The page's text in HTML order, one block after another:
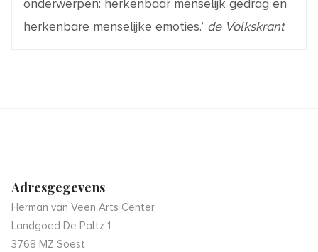
onderwerpen: herkenbaar menselijk gedrag en
herkenbare menselijke emoties.’ de Volkskrant
Adresgegevens
Herman van Veen Arts Center
Landgoed De Paltz 1
3768 MZ Soest